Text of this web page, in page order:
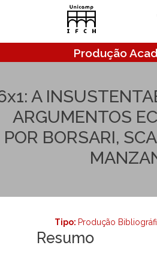
Pular para o conteúdo principal
Produção
A
ARGUMENTOS
POR BORSARI,
Tipo: Produção
Resumo